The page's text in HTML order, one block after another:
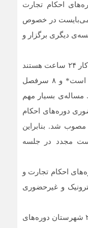
احکام تجارت
می‌بایست در خصوص
دیگری برگزار و
ثانیا دوره‌های احکام تجارت و کسب و کار ۲۴ ساعت هستند
که *فقط ۶ ساعت مختص فقه بازار است* و ۸ سرفصل
مساله‌ی بسیار مهم
دوره‌های احکام
شد. بنابراین
مجدد در جلسه
احکام تجارت و
و غیرحضوری
✅ تا هفته‌ی آتی، انشاءالله بیش از ۲۰۰ شهرستان دوره‌های